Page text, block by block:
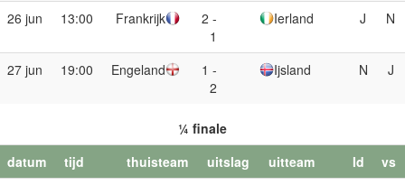
26 jun 13:00 Frankrijk
2 -
1
Ierland J N
27 jun 19:00 Engeland
1 -
2
Ijsland N J
¼ finale
datum
tijd thuisteam uitslag uitteam Id
vs